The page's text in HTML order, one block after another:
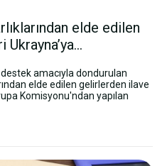
elde edilen
amacıyla dondurulan
elde edilen gelirlerden ilave